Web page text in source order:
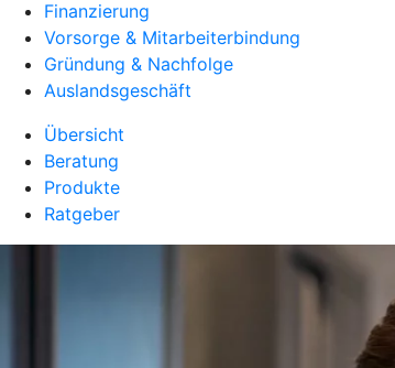
Finanzierung
Vorsorge & Mitarbeiterbindung
Gründung & Nachfolge
Auslandsgeschäft
Übersicht
Beratung
Produkte
Ratgeber